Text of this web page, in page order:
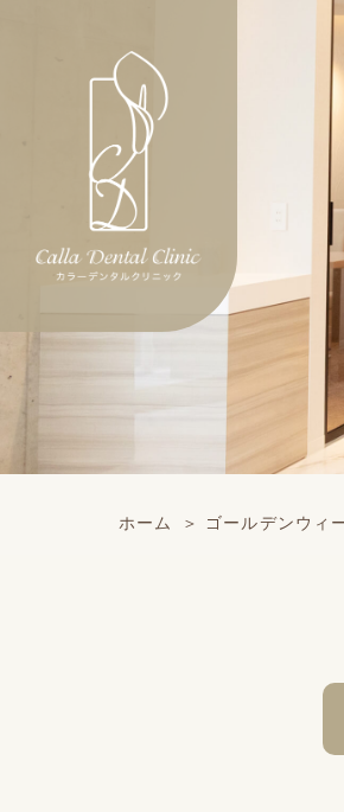
ホーム ゴールデンウィ